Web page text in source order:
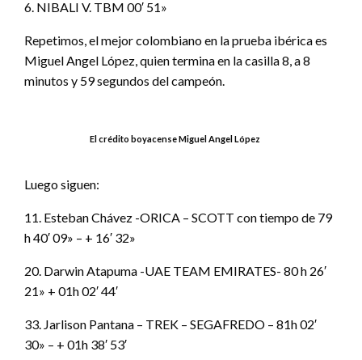
6. NIBALI V. TBM 00′ 51»
Repetimos, el mejor colombiano en la prueba ibérica es
Miguel Angel López, quien termina en la casilla 8, a 8
minutos y 59 segundos del campeón.
El crédito boyacense Miguel Angel López
Luego siguen:
11. Esteban Chávez -ORICA – SCOTT con tiempo de 79
h 40′ 09» – + 16′ 32»
20. Darwin Atapuma -UAE TEAM EMIRATES- 80 h 26′
21» + 01h 02′ 44′
33. Jarlison Pantana – TREK – SEGAFREDO – 81h 02′
30» – + 01h 38′ 53′